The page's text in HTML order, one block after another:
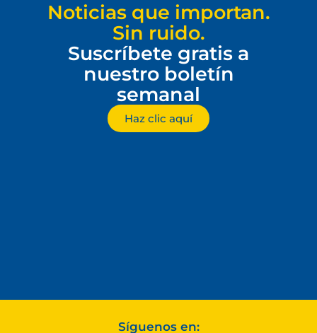
Noticias que importan.
Sin ruido.
Suscríbete gratis a
nuestro boletín
semanal
Haz clic aquí
Síguenos en: